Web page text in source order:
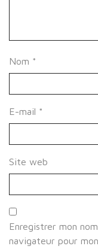
Nom *
E-mail *
Site web
Enregistrer mon
navigateur pour